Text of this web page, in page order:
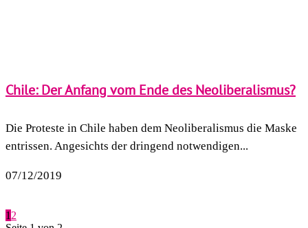
Chile: Der Anfang vom Ende des Neoliberalismus?
Die Proteste in Chile haben dem Neoliberalismus die Maske
entrissen. Angesichts der dringend notwendigen...
07/12/2019
1 2